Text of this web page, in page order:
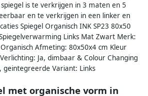
is te verkrijgen in 3 maten en 5
en te verkrijgen in een linker en
Spiegel Organisch INK SP23 80x50
Links Mat Zwart Merk:
Afmeting: 80x50x4 cm Kleur
Ja, dimbaar & Colour Changing
geintegreerde Variant: Links
met organische vorm in